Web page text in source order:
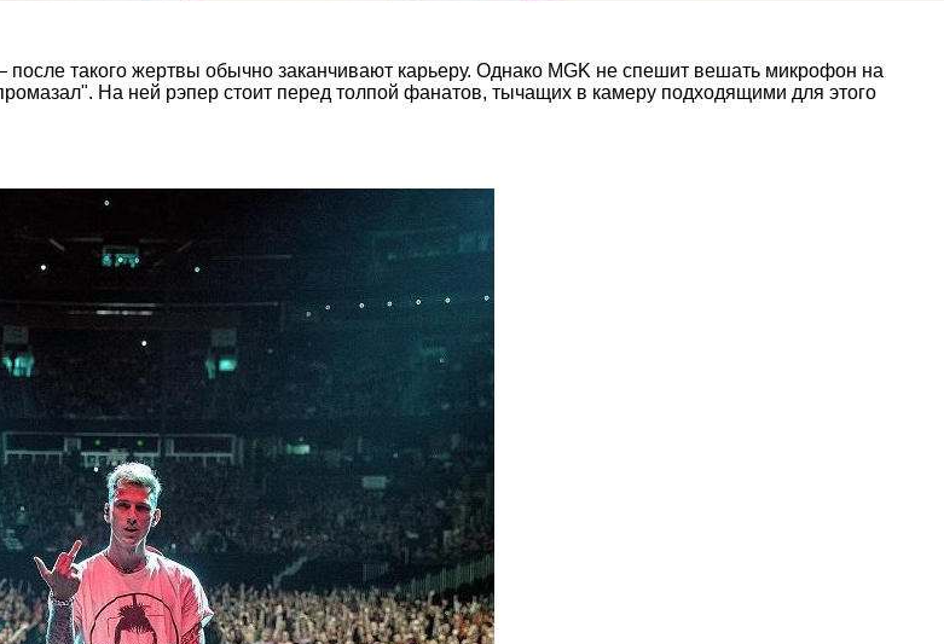
после такого жертвы обычно заканчивают карьеру. Однако MGK не спешит вешать микрофон на
На ней рэпер стоит перед толпой фанатов, тычащих в камеру подходящими для этого